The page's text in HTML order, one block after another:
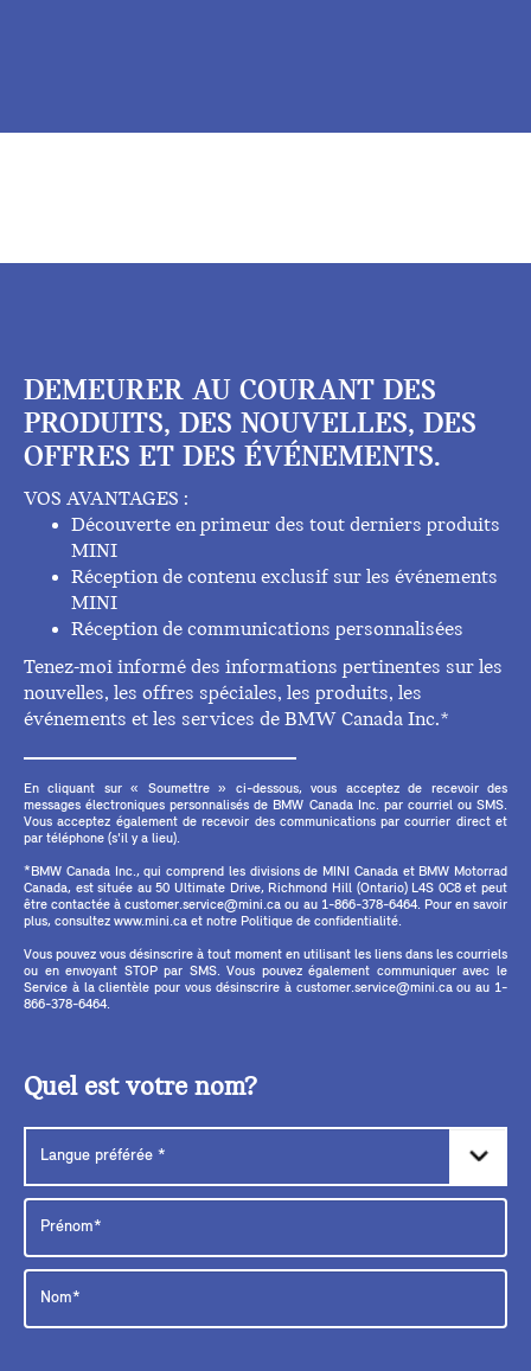
DEMEURER AU COURANT DES
PRODUITS, DES NOUVELLES, DES
OFFRES ET DES ÉVÉNEMENTS.
VOS AVANTAGES :
Découverte en primeur des tout derniers produits
MINI
Réception de contenu exclusif sur les événements
MINI
Réception de communications personnalisées
Tenez-moi informé des informations pertinentes sur les
nouvelles, les offres spéciales, les produits, les
événements et les services de BMW Canada Inc.*
En cliquant sur « Soumettre » ci-dessous, vous acceptez de recevoir des
messages électroniques personnalisés de BMW Canada Inc. par courriel ou SMS.
Vous acceptez également de recevoir des communications par courrier direct et
par téléphone (s'il y a lieu).
*BMW Canada Inc., qui comprend les divisions de MINI Canada et BMW Motorrad
Canada, est située au 50 Ultimate Drive, Richmond Hill (Ontario) L4S 0C8 et peut
être contactée à customer.service@mini.ca ou au 1-866-378-6464. Pour en savoir
plus, consultez www.mini.ca et notre Politique de confidentialité.
Vous pouvez vous désinscrire à tout moment en utilisant les liens dans les courriels
ou en envoyant STOP par SMS. Vous pouvez également communiquer avec le
Service à la clientèle pour vous désinscrire à customer.service@mini.ca ou au 1-
866-378-6464.
Quel est votre nom?